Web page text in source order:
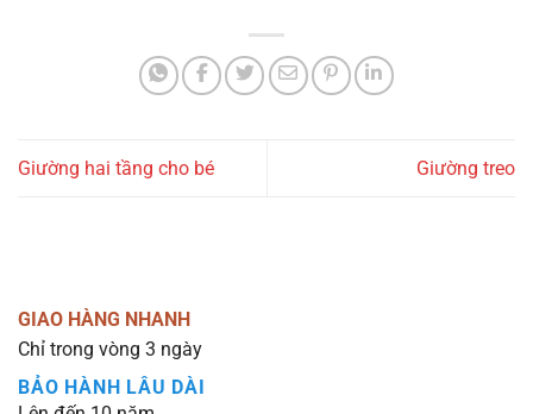
Giường hai tầng cho bé Giường treo
GIAO HÀNG NHANH
Chỉ trong vòng 3 ngày
BẢO HÀNH LÂU DÀI